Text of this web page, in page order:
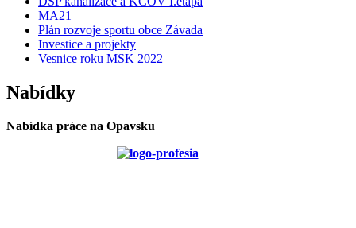
MA21
Plán rozvoje sportu obce Závada
Investice a projekty
Vesnice roku MSK 2022
Nabídky
Nabídka práce na Opavsku